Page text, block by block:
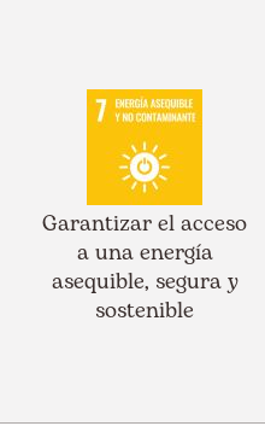
Garantizar el acceso
a una energía
asequible, segura y
sostenible